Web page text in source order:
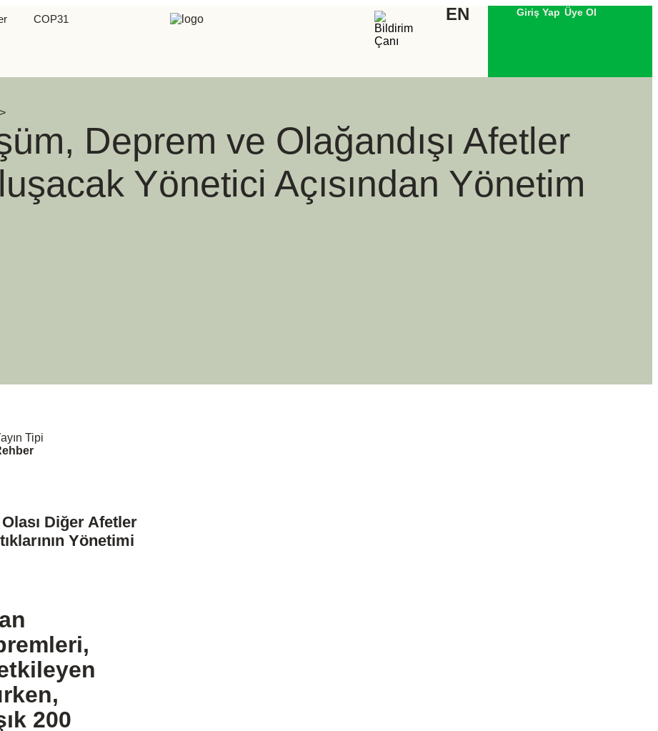
COP31 EN Giriş Yap Üye Ol
>
Deprem ve Olağandışı Afetler
Yönetici Açısından Yönetim
Tipi
Diğer Afetler
Yönetimi
200